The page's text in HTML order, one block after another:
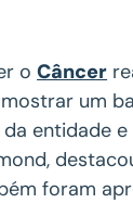
oCâncer
um
entidade
foram